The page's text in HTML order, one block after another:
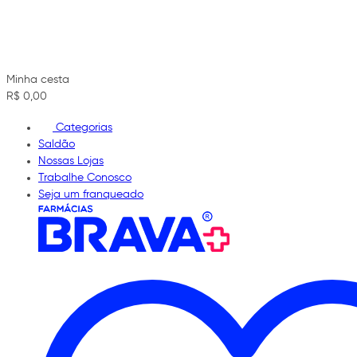
Minha cesta
R$ 0,00
Categorias
Saldão
Nossas Lojas
Trabalhe Conosco
Seja um franqueado